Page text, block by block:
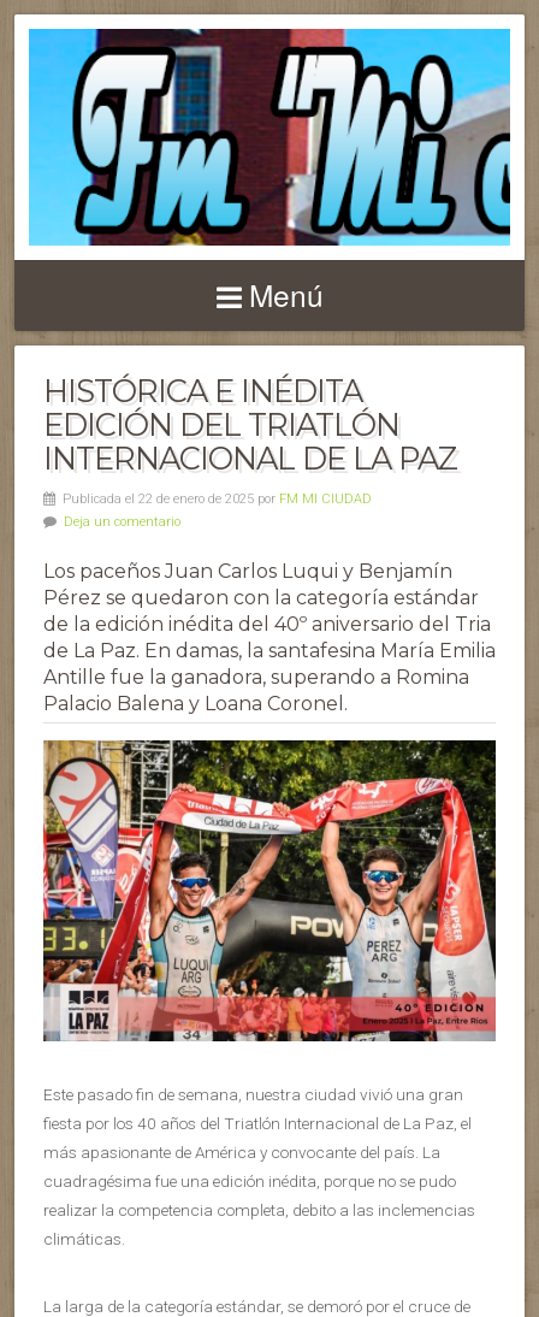
Menú
HISTÓRICA E INÉDITA
EDICIÓN DEL TRIATLÓN
INTERNACIONAL DE LA PAZ
Publicada el 22 de enero de 2025 por FM MI CIUDAD
Deja un comentario
Los paceños Juan Carlos Luqui y Benjamín
Pérez se quedaron con la categoría estándar
de la edición inédita del 40º aniversario del Tria
de La Paz. En damas, la santafesina María Emilia
Antille fue la ganadora, superando a Romina
Palacio Balena y Loana Coronel.
Este pasado fin de semana, nuestra ciudad vivió una gran
fiesta por los 40 años del Triatlón Internacional de La Paz, el
más apasionante de América y convocante del país. La
cuadragésima fue una edición inédita, porque no se pudo
realizar la competencia completa, debito a las inclemencias
climáticas.
La larga de la categoría estándar, se demoró por el cruce de